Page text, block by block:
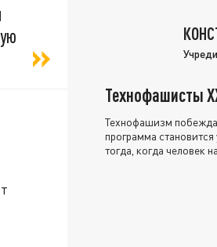
Технофашисты
Технофашизм
программа
тогда, когда человек